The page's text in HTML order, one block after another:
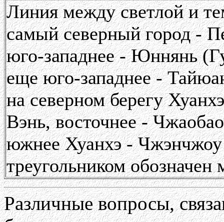
Линия между светлой и
самый северный город -
юго-западнее - Юннянь
еще юго-западнее -
на северном берегу
Вэнь, восточнее - Чжаобао
южнее Хуанхэ - Чжэнчжоу
треугольником
Различные вопросы,